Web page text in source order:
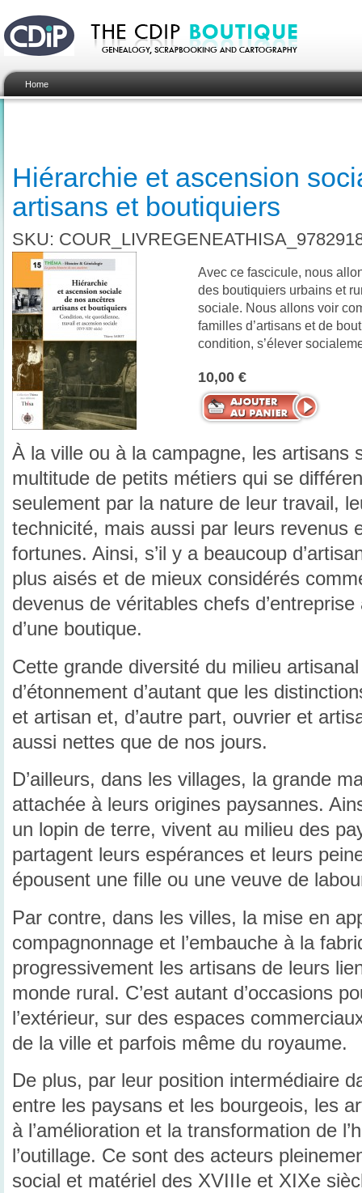
Home
Hiérarchie et ascension
artisans et boutiquiers
SKU:
Avec ce fascicule, nous
des boutiquiers urbains et
sociale. Nous allons voir
familles d’artisans et de
condition, s’élever
10,00 €
À la ville ou à la campagne, les artisans
multitude de petits métiers qui se
seulement par la nature de leur travail,
technicité, mais aussi par leurs revenus
fortunes. Ainsi, s’il y a beaucoup
plus aisés et de mieux considérés
devenus de véritables chefs
d’une boutique.
Cette grande diversité du milieu
d’étonnement d’autant que les
et artisan et, d’autre part, ouvrier et
aussi nettes que de nos jours.
D’ailleurs, dans les villages, la grande
attachée à leurs origines paysannes.
un lopin de terre, vivent au milieu des
partagent leurs espérances et leurs
épousent une fille ou une veuve de
Par contre, dans les villes, la mise en
compagnonnage et l’embauche à la
progressivement les artisans de leurs
monde rural. C’est autant d’occasions
l’extérieur, sur des espaces
de la ville et parfois même du royaume.
De plus, par leur position intermédiaire
entre les paysans et les bourgeois, les
à l’amélioration et la transformation de
l’outillage. Ce sont des acteurs
social et matériel des XVIIIe et XIXe